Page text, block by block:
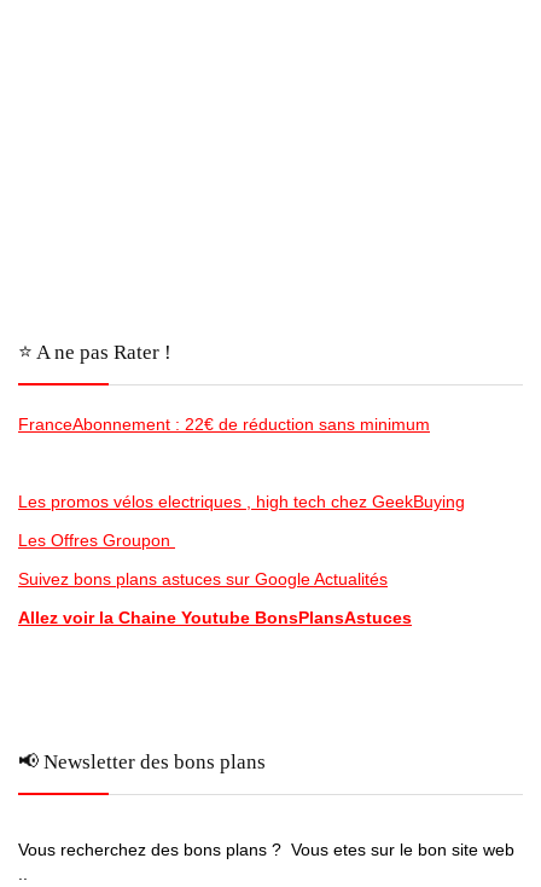
⭐️ A ne pas Rater !
FranceAbonnement : 22€ de réduction sans minimum
Les promos vélos electriques , high tech chez GeekBuying
Les Offres Groupon
Suivez bons plans astuces sur Google Actualités
Allez voir la Chaine Youtube BonsPlansAstuces
📢 Newsletter des bons plans
Vous recherchez des bons plans ? Vous etes sur le bon site web